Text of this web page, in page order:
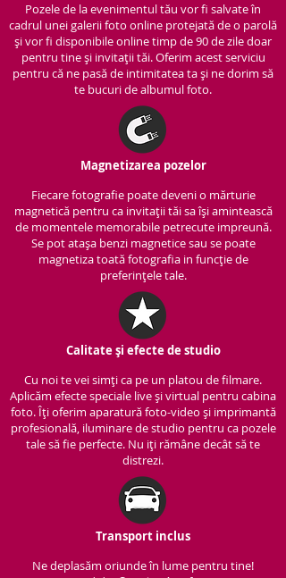
Pozele de la evenimentul tău vor fi salvate în
cadrul unei galerii foto online protejată de o parolă
și vor fi disponibile online timp de 90 de zile doar
pentru tine și invitații tăi. Oferim acest serviciu
pentru că ne pasă de intimitatea ta și ne dorim să
te bucuri de albumul foto.
Magnetizarea pozelor
Fiecare fotografie poate deveni o mărturie
magnetică pentru ca invitații tăi sa își amintească
de momentele memorabile petrecute impreună.
Se pot atașa benzi magnetice sau se poate
magnetiza toată fotografia in funcție de
preferințele tale.
Calitate și efecte de studio
Cu noi te vei simți ca pe un platou de filmare.
Aplicăm efecte speciale live și virtual pentru cabina
foto. Îți oferim aparatură foto-video și imprimantă
profesională, iluminare de studio pentru ca pozele
tale să fie perfecte. Nu iți rămâne decât să te
distrezi.
Transport inclus
Ne deplasăm oriunde în lume pentru tine!